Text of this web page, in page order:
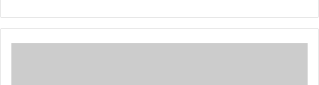
ق
ع